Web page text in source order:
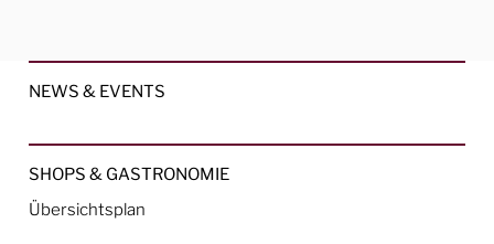
NEWS & EVENTS
SHOPS & GASTRONOMIE
Übersichtsplan